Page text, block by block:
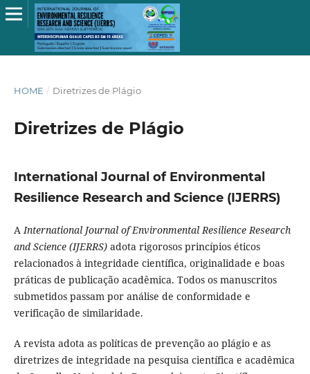
HOME / Diretrizes de Plágio
Diretrizes de Plágio
International Journal of Environmental
Resilience Research and Science (IJERRS)
AInternational Journal of Environmental Resilience Research
and Science (IJERRS)adota rigorosos princípios éticos
relacionados à integridade científica, originalidade e boas
práticas de publicação acadêmica. Todos os manuscritos
submetidos passam por análise de conformidade e
verificação de similaridade.
A revista adota as políticas de prevenção ao plágio e as
diretrizes de integridade na pesquisa científica e acadêmica